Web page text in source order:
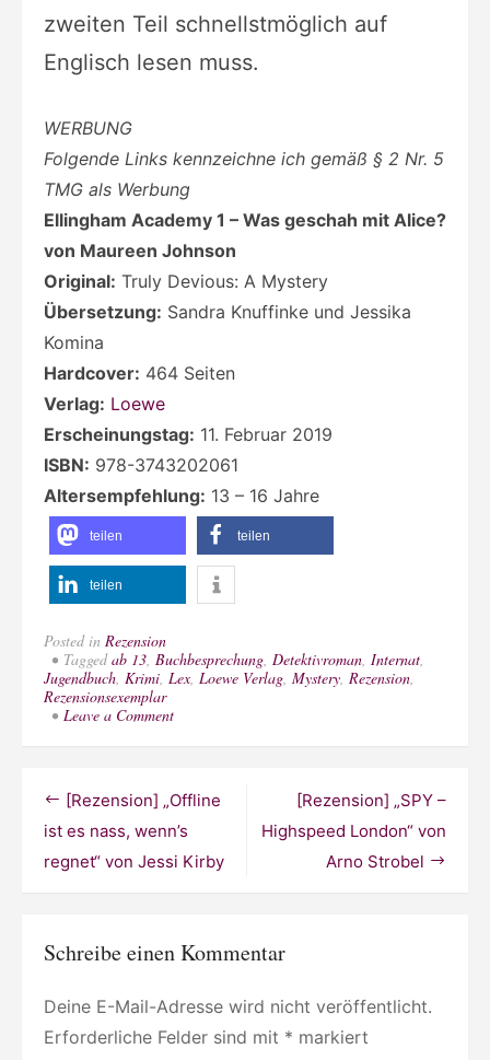
zweiten Teil schnellstmöglich auf
Englisch lesen muss.
WERBUNG
Folgende Links kennzeichne ich gemäß § 2 Nr. 5
TMG als Werbung
Ellingham Academy 1 – Was geschah mit Alice?
von Maureen Johnson
Original: Truly Devious: A Mystery
Übersetzung: Sandra Knuffinke und Jessika
Komina
Hardcover: 464 Seiten
Verlag: Loewe
Erscheinungstag: 11. Februar 2019
ISBN: 978-3743202061
Altersempfehlung: 13 – 16 Jahre
teilen teilen
teilen
Posted in Rezension
Taggedab 13, Buchbesprechung, Detektivroman, Internat,
Jugendbuch, Krimi, Lex, Loewe Verlag, Mystery, Rezension,
Rezensionsexemplar
Leave a Commenton
–
Was
geschah
mit
Beitragsnavigation
[Rezension] „SPY –
Highspeed London“ von
Arno Strobel
[Rezension] „Offline
ist es nass, wenn’s
regnet“ von Jessi Kirby
Schreibe einen Kommentar
Deine E-Mail-Adresse wird nicht veröffentlicht.
Erforderliche Felder sind mit * markiert